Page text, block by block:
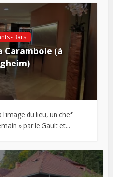
- Bars
Carambole (à
du lieu, un chef
» par le Gault et...